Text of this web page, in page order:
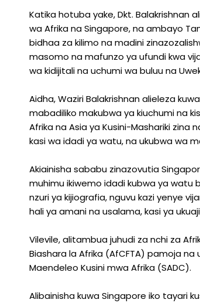
Katika hotuba yake, Dkt. Balakrishnan
wa Afrika na Singapore, na ambayo
bidhaa za kilimo na madini
masomo na mafunzo ya ufundi kwa
wa kidijitali na uchumi wa buluu na
Aidha, Waziri Balakrishnan alieleza
mabadiliko makubwa ya kiuchumi na
Afrika na Asia ya Kusini-Mashariki zina
kasi wa idadi ya watu, na ukubwa wa
Akiainisha sababu zinazovutia
muhimu ikiwemo idadi kubwa ya watu
nzuri ya kijiografia, nguvu kazi yenye
hali ya amani na usalama, kasi ya
Vilevile, alitambua juhudi za nchi za
Biashara la Afrika (AfCFTA) pamoja na
Maendeleo Kusini mwa Afrika (SADC).
Alibainisha kuwa Singapore iko tayari